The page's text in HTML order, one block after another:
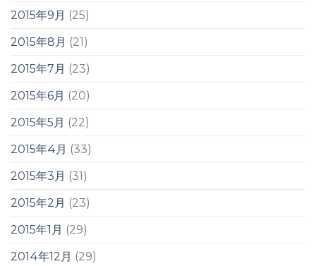
2015年9月 (25)
2015年8月 (21)
2015年7月 (23)
2015年6月 (20)
2015年5月 (22)
2015年4月 (33)
2015年3月 (31)
2015年2月 (23)
2015年1月 (29)
2014年12月 (29)